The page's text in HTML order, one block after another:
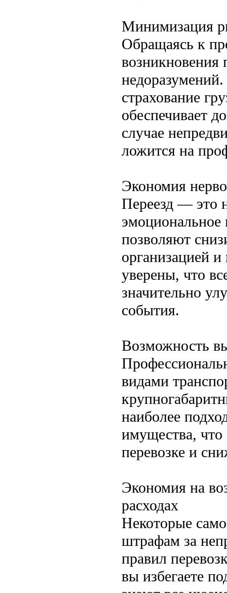
Минимизация
Обращаясь к
страхование
обеспечивает
случае
ложится на
Экономия
Переезд — это
позволяют
организацией
уверены, что
значительно
события.
Возможность
видами
наиболее
имущества, что
перевозке и
Экономия на
расходах
Некоторые
штрафам за
правил
вы избегаете